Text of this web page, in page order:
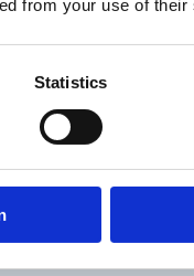
from your use of
Statistics